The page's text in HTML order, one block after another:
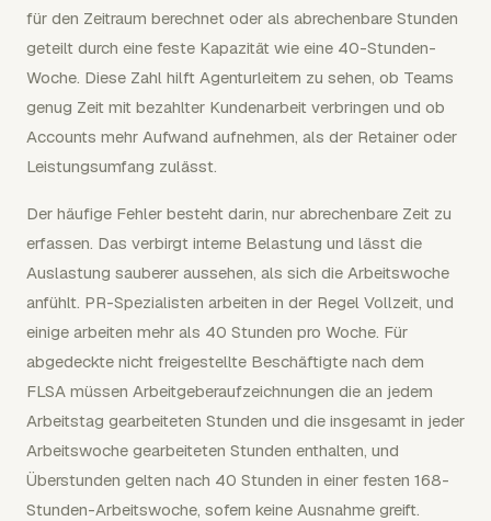
für den Zeitraum berechnet oder als abrechenbare Stunden
geteilt durch eine feste Kapazität wie eine 40-Stunden-
Woche. Diese Zahl hilft Agenturleitern zu sehen, ob Teams
genug Zeit mit bezahlter Kundenarbeit verbringen und ob
Accounts mehr Aufwand aufnehmen, als der Retainer oder
Leistungsumfang zulässt.
Der häufige Fehler besteht darin, nur abrechenbare Zeit zu
erfassen. Das verbirgt interne Belastung und lässt die
Auslastung sauberer aussehen, als sich die Arbeitswoche
anfühlt. PR-Spezialisten arbeiten in der Regel Vollzeit, und
einige arbeiten mehr als 40 Stunden pro Woche. Für
abgedeckte nicht freigestellte Beschäftigte nach dem
FLSA müssen Arbeitgeberaufzeichnungen die an jedem
Arbeitstag gearbeiteten Stunden und die insgesamt in jeder
Arbeitswoche gearbeiteten Stunden enthalten, und
Überstunden gelten nach 40 Stunden in einer festen 168-
Stunden-Arbeitswoche, sofern keine Ausnahme greift.